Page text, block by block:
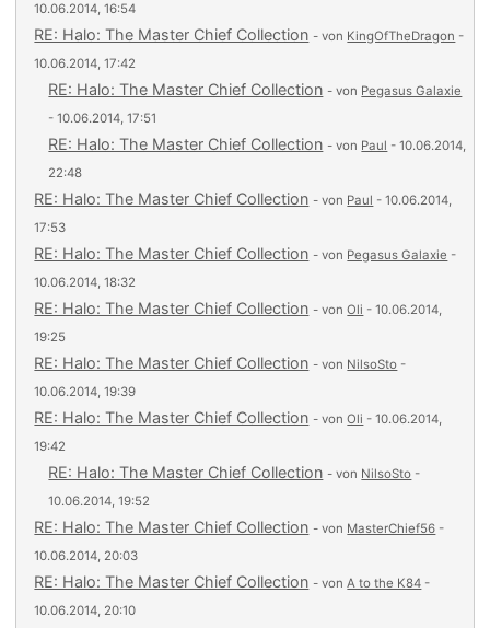
10.06.2014, 16:54
RE: Halo: The Master Chief Collection - von KingOfTheDragon -
10.06.2014, 17:42
RE: Halo: The Master Chief Collection - von Pegasus Galaxie
- 10.06.2014, 17:51
RE: Halo: The Master Chief Collection - von Paul - 10.06.2014,
22:48
RE: Halo: The Master Chief Collection - von Paul - 10.06.2014,
17:53
RE: Halo: The Master Chief Collection - von Pegasus Galaxie -
10.06.2014, 18:32
RE: Halo: The Master Chief Collection - vonOli - 10.06.2014,
19:25
RE: Halo: The Master Chief Collection - von NilsoSto -
10.06.2014, 19:39
RE: Halo: The Master Chief Collection - vonOli - 10.06.2014,
19:42
RE: Halo: The Master Chief Collection - von NilsoSto -
10.06.2014, 19:52
RE: Halo: The Master Chief Collection - von MasterChief56 -
10.06.2014, 20:03
RE: Halo: The Master Chief Collection - vonA to the K84 -
10.06.2014, 20:10